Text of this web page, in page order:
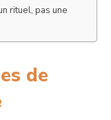
rituel, pas une
de